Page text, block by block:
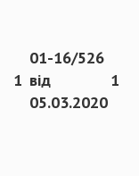
1
01-16/526
від
05.03.2020
1